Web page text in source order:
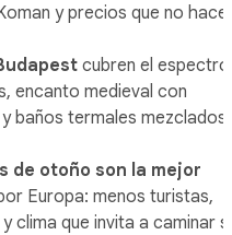
y precios que no
cubren el espectro
encanto medieval con
baños termales mezclados
de otoño son la mejor
Europa: menos turistas,
clima que invita a caminar